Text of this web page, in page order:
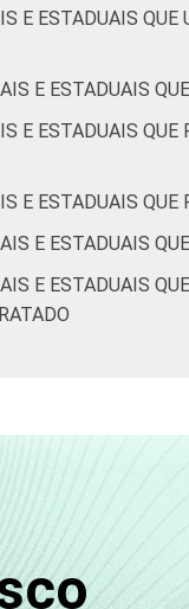
E ESTADUAIS
E ESTADUAIS
E ESTADUAIS
E ESTADUAIS
E ESTADUAIS
E ESTADUAIS